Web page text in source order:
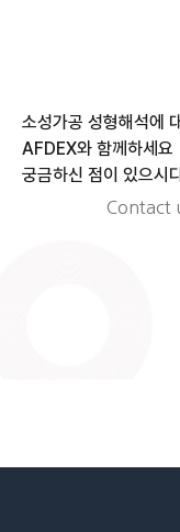
소성가공 성형해석에
AFDEX와 함께하세요
궁금하신 점이 있으시
Contact